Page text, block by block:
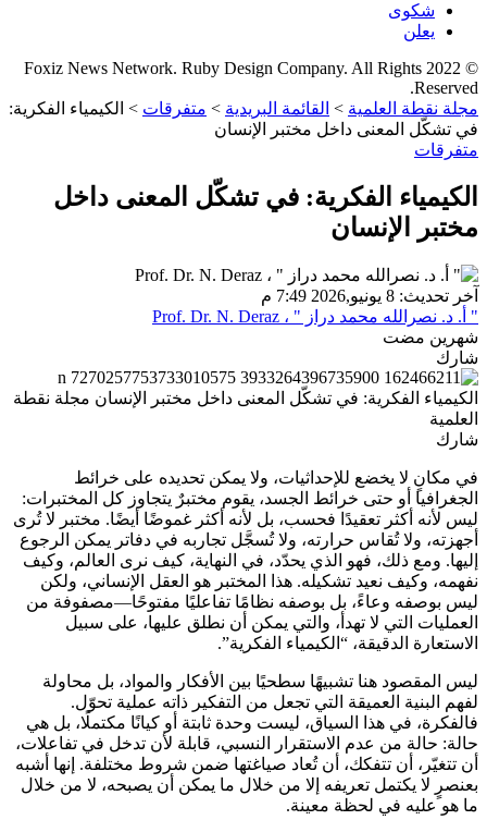
شكوى
يعلن
© 2022 Foxiz News Network. Ruby Design Company. All Rights
Reserved.
مجلة نقطة العلمية > القائمة البريدية > متفرقات > الكيمياء الفكرية:
في تشكّل المعنى داخل مختبر الإنسان
متفرقات
الكيمياء الفكرية: في تشكّل المعنى داخل
مختبر الإنسان
آخر تحديث: 8 يونيو,2026 7:49 م
" أ. د. نصرالله محمد دراز " ، Prof. Dr. N. Deraz
شهرين مضت
شارك
شارك
في مكانٍ لا يخضع للإحداثيات، ولا يمكن تحديده على خرائط
الجغرافيا أو حتى خرائط الجسد، يقوم مختبرٌ يتجاوز كل المختبرات:
ليس لأنه أكثر تعقيدًا فحسب، بل لأنه أكثر غموضًا أيضًا. مختبر لا تُرى
أجهزته، ولا تُقاس حرارته، ولا تُسجَّل تجاربه في دفاتر يمكن الرجوع
إليها. ومع ذلك، فهو الذي يحدّد، في النهاية، كيف نرى العالم، وكيف
نفهمه، وكيف نعيد تشكيله. هذا المختبر هو العقل الإنساني، ولكن
ليس بوصفه وعاءً، بل بوصفه نظامًا تفاعليًا مفتوحًا—مصفوفة من
العمليات التي لا تهدأ، والتي يمكن أن نطلق عليها، على سبيل
الاستعارة الدقيقة، “الكيمياء الفكرية”.
ليس المقصود هنا تشبيهًا سطحيًا بين الأفكار والمواد، بل محاولة
لفهم البنية العميقة التي تجعل من التفكير ذاته عملية تحوّل.
فالفكرة، في هذا السياق، ليست وحدة ثابتة أو كيانًا مكتملًا، بل هي
حالة: حالة من عدم الاستقرار النسبي، قابلة لأن تدخل في تفاعلات،
أن تتغيّر، أن تتفكك، أن تُعاد صياغتها ضمن شروط مختلفة. إنها أشبه
بعنصرٍ لا يكتمل تعريفه إلا من خلال ما يمكن أن يصبحه، لا من خلال
ما هو عليه في لحظة معينة.